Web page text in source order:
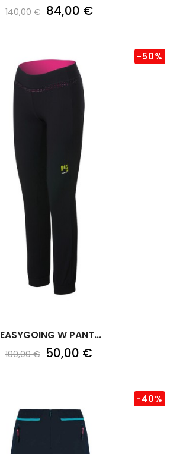
140,00 € 84,00 €
EASYGOING W PANT...
100,00 €
-50%
50,00 €
-40%